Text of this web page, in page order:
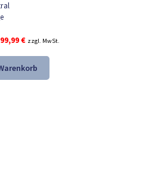
Ursprünglicher
€
99,99€Aktueller
ist:
99,99 €.
zzgl. MwSt.